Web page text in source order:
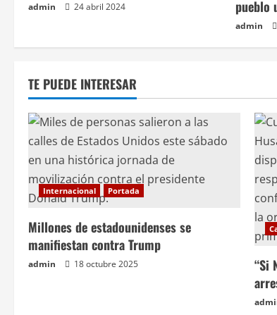
ó
n
d
e
e
n
t
r
admin 24 abril 2024
pueblo
admin
TE PUEDE INTERESAR
Internacional Portada
Millones de estadounidenses se
manifiestan contra Trump
admin 18 octubre 2025
“Si